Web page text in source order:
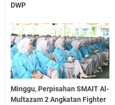
DWP
Minggu, Perpisahan SMAIT Al-
Multazam 2 Angkatan Fighter